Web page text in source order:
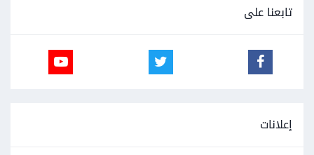
تابعنا على
إعلانات